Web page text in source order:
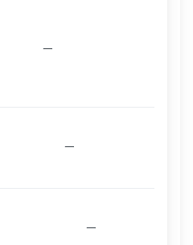
ー
ー
ー